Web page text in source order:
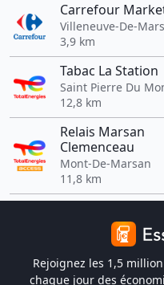
Carrefour
Villeneuve-De-
3,9 km
Tabac La Station
Saint Pierre Du
12,8 km
Relais Marsan
Clemenceau
Mont-De-Marsan
11,8 km
Rejoignez les 1,5
chaque jour des